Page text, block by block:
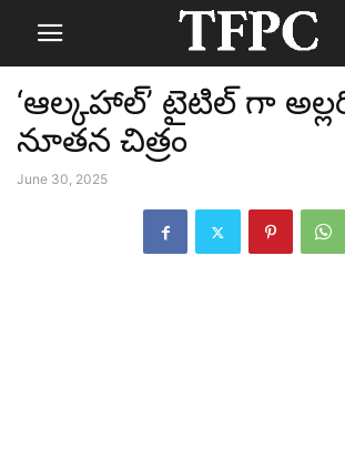
‘ఆల్కహాల్’ టైటిల్ గా
నూతన చిత్రం
June 30, 2025